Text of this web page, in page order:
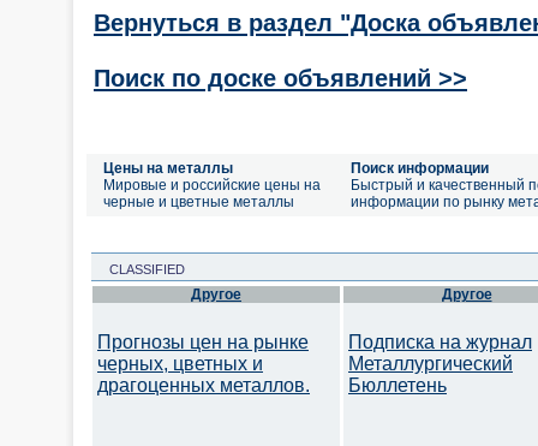
Вернуться в раздел "Доска
Поиск по доске объявлений >>
Цены на металлы
Мировые и российские цены на
черные и цветные металлы
Поиск информации
Быстрый и качественный
информации по рынку
CLASSIFIED
Другое
Прогнозы цен на рынке
черных, цветных и
драгоценных металлов.
Другое
Подписка на журнал
Металлургический
Бюллетень